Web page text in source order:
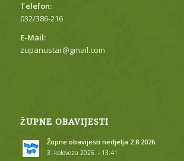
Telefon:
032/386-216
E-Mail:
zupanustar@gmail.com
ŽUPNE OBAVIJESTI
Župne obavijesti nedjelja 2.8.2026.
3. kolovoza 2026. - 13:41